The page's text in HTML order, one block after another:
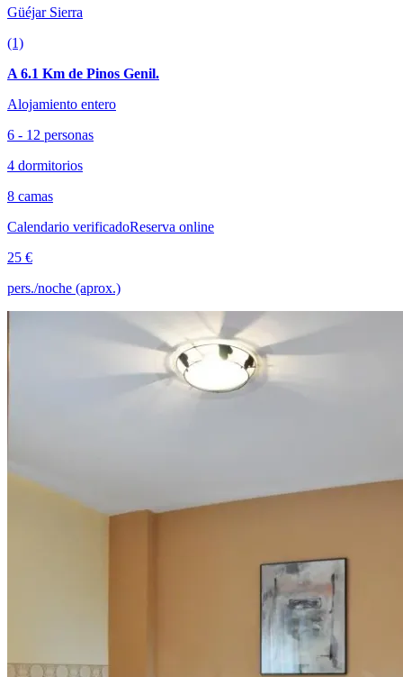
Güéjar Sierra
(1)
A 6.1 Km de Pinos Genil.
Alojamiento entero
6 - 12 personas
4 dormitorios
8 camas
Calendario verificadoReserva online
25 €
pers./noche (aprox.)